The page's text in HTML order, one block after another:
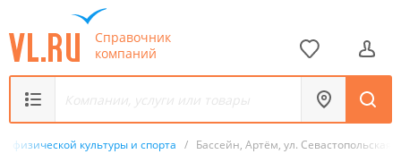
Справочник
компаний
физической культуры и спорта / Бассейн, Артём, ул. Севастопольская,